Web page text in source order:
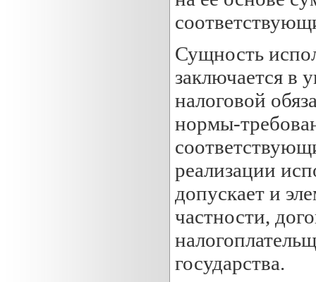
Сущность
заключается в
налоговой
нормы-
реализации
допускает и
частности,
государства.